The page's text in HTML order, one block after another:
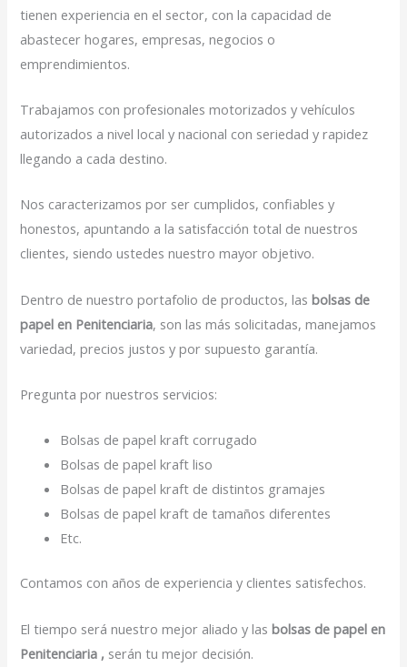
tienen experiencia en el sector, con la capacidad de
abastecer hogares, empresas, negocios o
emprendimientos.
Trabajamos con profesionales motorizados y vehículos
autorizados a nivel local y nacional con seriedad y rapidez
llegando a cada destino.
Nos caracterizamos por ser cumplidos, confiables y
honestos, apuntando a la satisfacción total de nuestros
clientes, siendo ustedes nuestro mayor objetivo.
Dentro de nuestro portafolio de productos, lasbolsas de
papel en Penitenciaria, son las más solicitadas, manejamos
variedad, precios justos y por supuesto garantía.
Pregunta por nuestros servicios:
Bolsas de papel kraft corrugado
Bolsas de papel kraft liso
Bolsas de papel kraft de distintos gramajes
Bolsas de papel kraft de tamaños diferentes
Etc.
Contamos con años de experiencia y clientes satisfechos.
El tiempo será nuestro mejor aliado y lasbolsas de papel en
Penitenciaria , serán tu mejor decisión.